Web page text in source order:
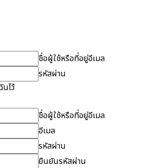
ชื่อผู้ใช้หรือที่อยู่อีเมล
รหัสผ่าน
นไว้
ชื่อผู้ใช้หรือที่อยู่อีเมล
อีเมล
รหัสผ่าน
ยืนยันรหัสผ่าน